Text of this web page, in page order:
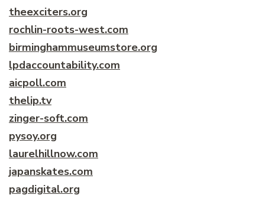
theexciters.org
rochlin-roots-west.com
birminghammuseumstore.org
lpdaccountability.com
aicpoll.com
thelip.tv
zinger-soft.com
pysoy.org
laurelhillnow.com
japanskates.com
pagdigital.org